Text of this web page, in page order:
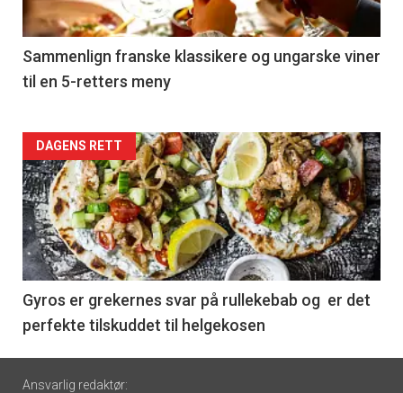
-
5
Sammenlign franske klassikere og ungarske viner
til en 5-retters meny
Forsiden
akkurat
nå
-
6
DAGENS RETT
Gyros er grekernes svar på rullekebab og er det
perfekte tilskuddet til helgekosen
Footer
Ansvarlig redaktør: